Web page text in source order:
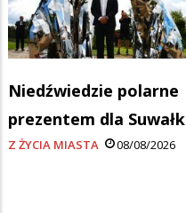
Niedźwiedzie polarne
prezentem dla Suwałk
Z ŻYCIA MIASTA 08/08/2026